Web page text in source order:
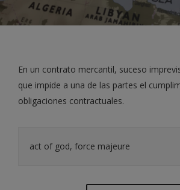
En un contrato mercantil, suceso
que impide a una de las partes el
obligaciones contractuales.
act of god, force majeure